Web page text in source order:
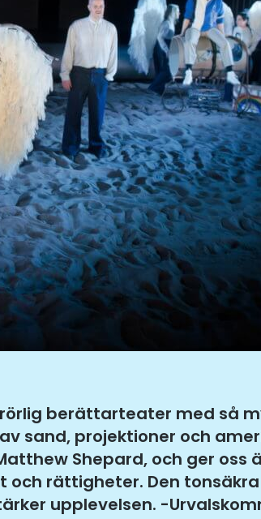
rörlig berättarteater med så
sand, projektioner och
Shepard, och ger oss
rättigheter. Den
upplevelsen. -